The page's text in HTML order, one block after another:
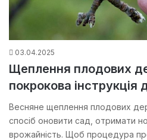
03.04.2025
Щеплення плодових
покрокова інструкція
Весняне щеплення плодових
спосіб оновити сад, отримати
врожайність. Щоб процедура